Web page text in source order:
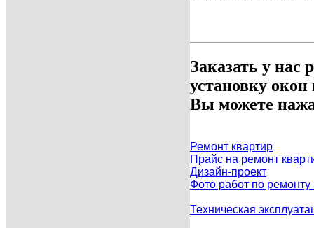
Заказать у нас
установку
Вы можете
Ремонт квартир
Прайс на ремонт
Дизайн-проект
Фото работ по ремонту
Техническая